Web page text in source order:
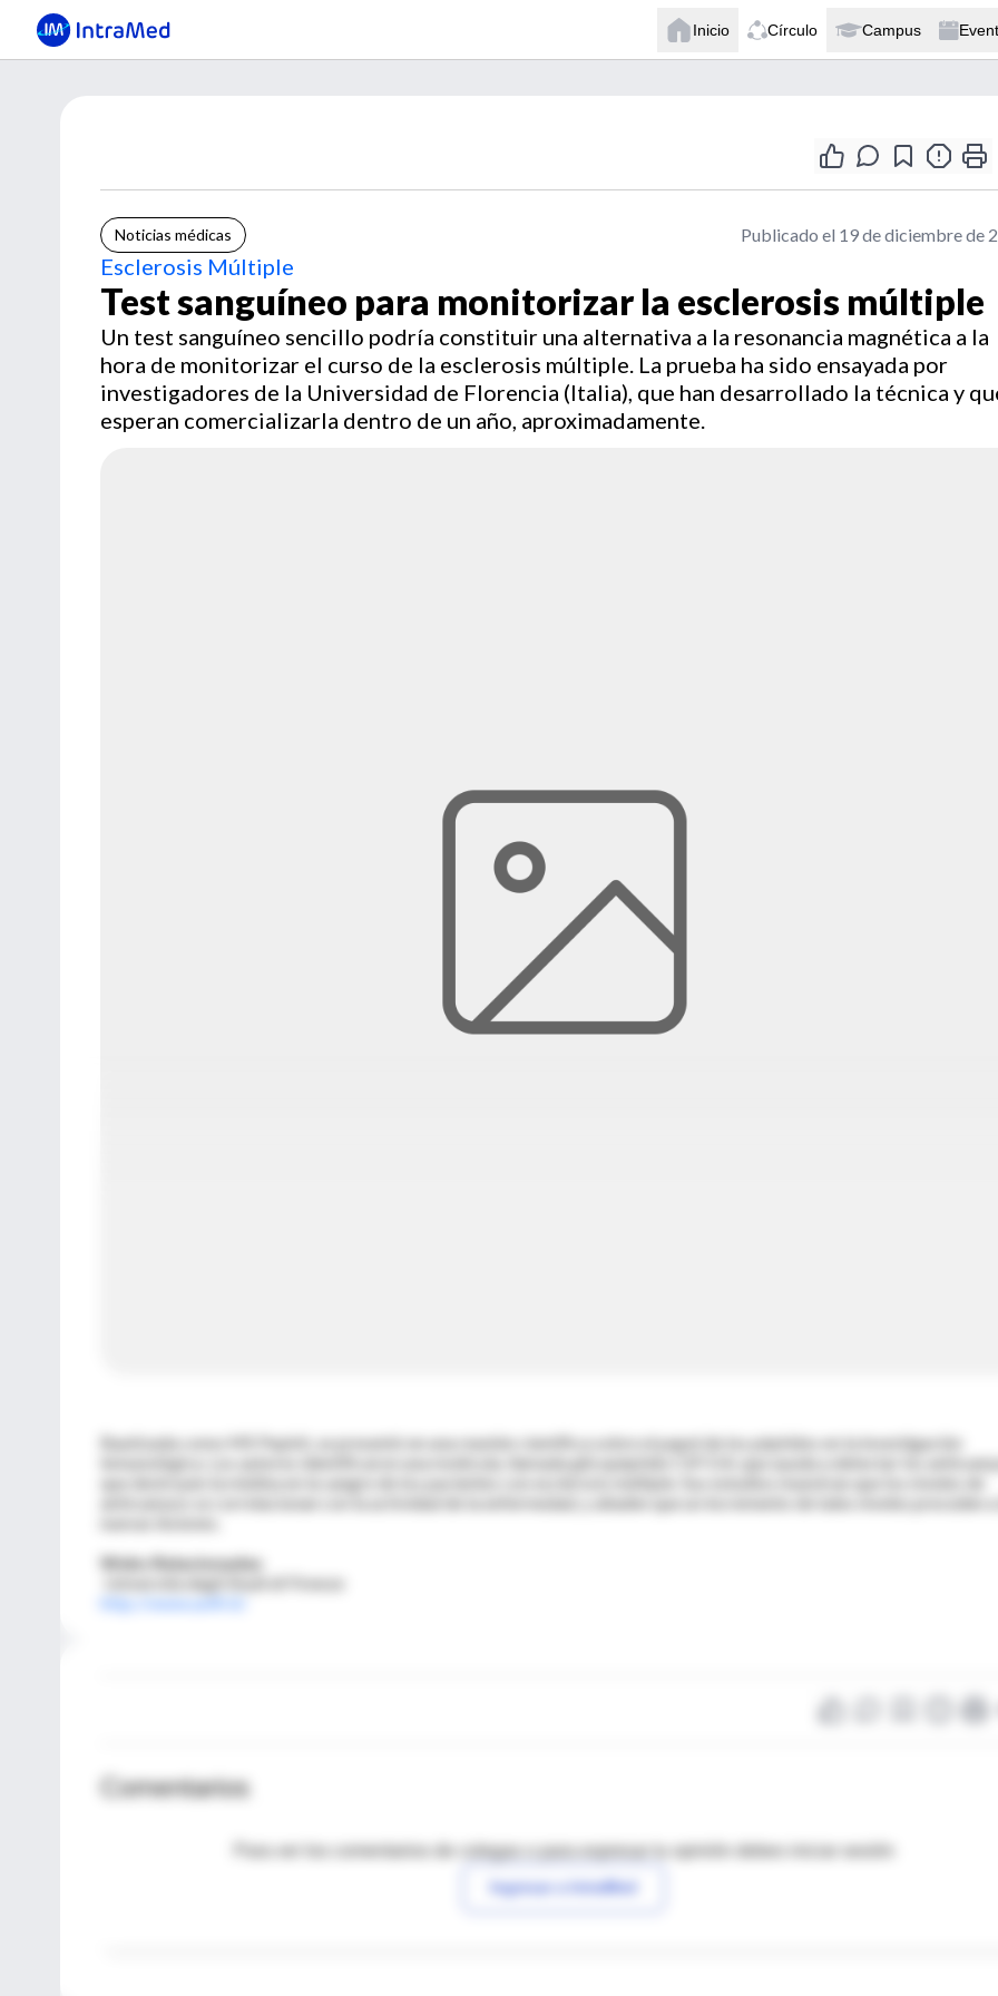
Inicio Círculo Campus
Noticias médicas Publicado el 19 de diciembre de
Esclerosis Múltiple
Test sanguíneo para monitorizar la esclerosis múltiple
Un test sanguíneo sencillo podría constituir una alternativa a la resonancia magnética a la
hora de monitorizar el curso de la esclerosis múltiple. La prueba ha sido ensayada por
investigadores de la Universidad de Florencia (Italia), que han desarrollado la técnica y
esperan comercializarla dentro de un año, aproximadamente.
Bautizada como MS Pepkit, se presentó en una reunión científica sobre el papel de los péptidos en la investigación
inmunológica. Los autores identificaron una molécula, llamada glicopéptido CSF114, que ayuda a detectar los
que destruyen la mielina en la sangre de los pacientes con esclerosis múltiple. Sus estudios muestran que los niveles de
anticuerpos se correlacionan con la actividad de la enfermedad, y añaden que un incremento de tales niveles preceden
Webs Relacionadas
Università degli Studi di Firenze
http://www.unifi.it/
Comentarios
Para ver los comentarios de colegas o para expresar tu opinión debes iniciar sesión
Ingresar a IntraMed